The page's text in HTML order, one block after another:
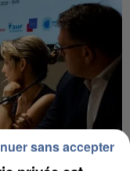
sans accepter